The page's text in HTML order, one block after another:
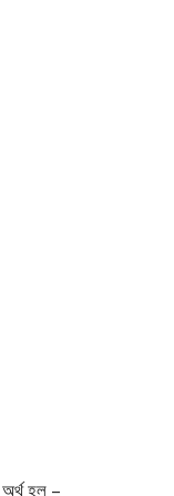
হল –